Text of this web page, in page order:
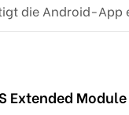
die Android-App
Extended Module